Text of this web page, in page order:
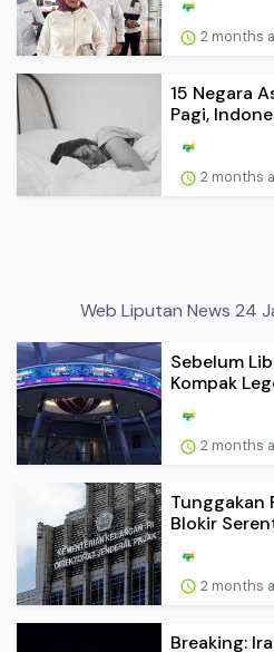
2 months
15 Negara
Pagi,
2 months
Web Liputan News 24
Sebelum
Kompak
2 months
Tunggakan
Blokir
2 months
Breaking: